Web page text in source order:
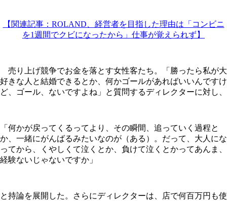
【関連記事：ROLAND、経営者を目指した理由は「コンビニ
を1週間でクビになったから」仕事が覚えられず】
売り上げ競争でお金を落とす女性客たち。「勝ったら私が大
好きな人と結婚できるとか、何かゴールがあればいいんですけ
ど、ゴール、ないですよね」と質問するディレクターに対し、
「何かが戻ってくるってより、その瞬間、追っていく過程と
か、一緒にがんばるみたいなのが（ある）。だって、大人にな
ってから、くやしくて泣くとか、負けて泣くとかってあんま、
経験ないじゃないですか」
と持論を展開した。さらにディレクターは、店で何百万円も使